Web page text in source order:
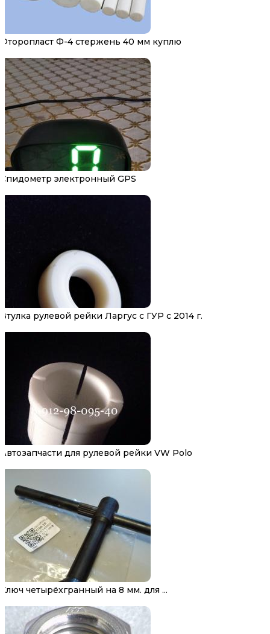
Фторопласт Ф-4 стержень 40 мм куплю
Спидометр электронный GPS
Втулка рулевой рейки Ларгус с ГУР с 2014 г.
Автозапчасти для рулевой рейки VW Polo
Ключ четырёхгранный на 8 мм. для ...